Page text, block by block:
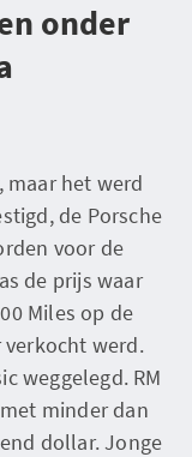
onder
maar het werd
de Porsche
voor de
de prijs waar
Miles op de
verkocht werd.
weggelegd. RM
minder dan
dollar. Jonge